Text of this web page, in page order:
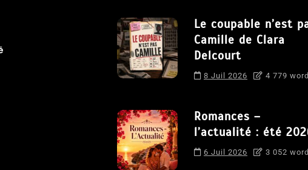
Le coupable n’est
Camille de Clara
Delcourt
8 Juil 2026 4 779
Romances –
l’actualité : été
6 Juil 2026 3 052